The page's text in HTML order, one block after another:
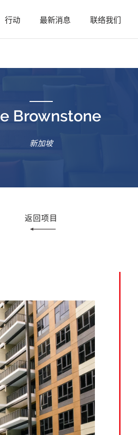
行动 最新消息 联络我们
Brownstone
新加坡
返回项目